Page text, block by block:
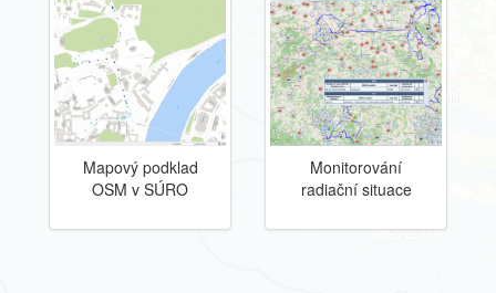
Mapový podklad
OSM v SÚRO
Monitorování
radiační situace